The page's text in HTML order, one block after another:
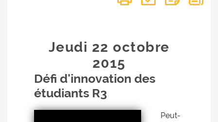
Jeudi 22 octobre
2015
Défi d'innovation des
étudiants R3
Peut-